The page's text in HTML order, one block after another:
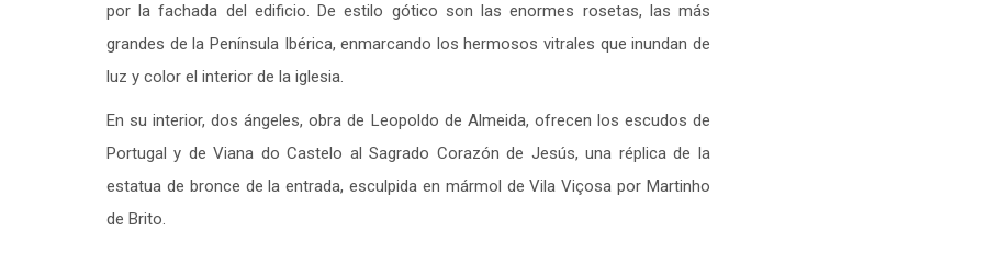
por la fachada del edificio. De estilo gótico son las enormes rosetas, las más
grandes de la Península Ibérica, enmarcando los hermosos vitrales que inundan de
luz y color el interior de la iglesia.
En su interior, dos ángeles, obra de Leopoldo de Almeida, ofrecen los escudos de
Portugal y de Viana do Castelo al Sagrado Corazón de Jesús, una réplica de la
estatua de bronce de la entrada, esculpida en mármol de Vila Viçosa por Martinho
de Brito.